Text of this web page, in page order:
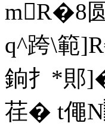
mR�8
q^跨\範
銄扌*郥
荏� t僶